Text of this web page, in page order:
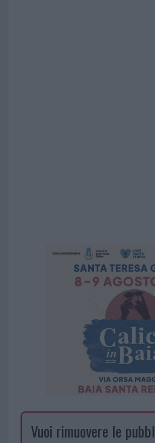
Vuoi rimuovere le